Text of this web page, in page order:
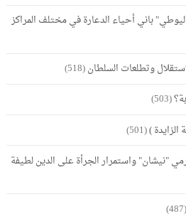
باني أحياء الدعارة في مختلف المراكز
وتطلعات السلطان(518)
(503)
الزايدة )(501)
"نيشان" واستمرار الجرأة على الدين لطيفة